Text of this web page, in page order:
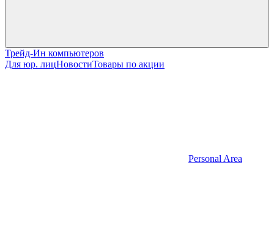
Трейд-Ин компьютеров
Для юр. лицНовостиТовары по акции
Personal Area